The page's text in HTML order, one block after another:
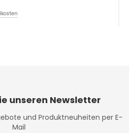
unseren Newsletter
und Produktneuheiten per E-
Mail